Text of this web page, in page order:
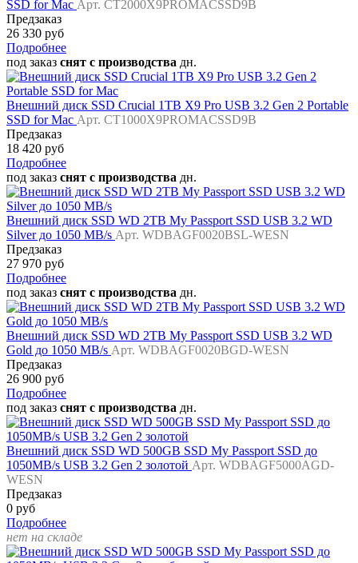
SSD for Mac Арт. CT2000X9PROMACSSD9B
Предзаказ
26 330 руб
Подробнее
под заказ снят с производства дн.
Внешний диск SSD Crucial 1TB X9 Pro USB 3.2 Gen 2 Portable
SSD for Mac Арт. CT1000X9PROMACSSD9B
Предзаказ
18 420 руб
Подробнее
под заказ снят с производства дн.
Внешний диск SSD WD 2TB My Passport SSD USB 3.2 WD
Silver до 1050 MB/s Арт. WDBAGF0020BSL-WESN
Предзаказ
27 970 руб
Подробнее
под заказ снят с производства дн.
Внешний диск SSD WD 2TB My Passport SSD USB 3.2 WD
Gold до 1050 MB/s Арт. WDBAGF0020BGD-WESN
Предзаказ
26 900 руб
Подробнее
под заказ снят с производства дн.
Внешний диск SSD WD 500GB SSD My Passport SSD до
1050MB/s USB 3.2 Gen 2 золотой Арт. WDBAGF5000AGD-
WESN
Предзаказ
0 руб
Подробнее
нет на складе